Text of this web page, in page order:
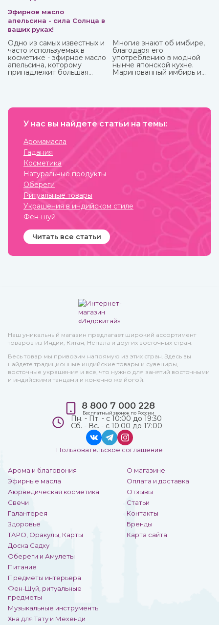
и оказывать благотворное влияние на организм.
Эфирное масло
апельсина - сила Солнца в
ваших руках!
Одно из самых известных и
часто используемых в
косметике - эфирное масло
апельсина, которому
принадлежит большая
получения. Это яркий,
который подарит вам
Многие знают об имбире,
благодаря его
употреблению в модной
нынче японской кухне.
Маринованный имбирь и
больше всего полезных
больше пользы.
У нас вы найдете статьи на темы:
Аромамасла
Гадания
Косметика
Натуральные продукты
Обереги
Ритуальные товары
Украшения в индийском стиле
Фен-шуй
Читать все статьи
Наш уникальный магазин предлагает широкий ассортимент
товаров из Индии, Китая, Непала и других восточных стран.
Весь товар мы привозим напрямую из этих стран. Здесь вы
найдете традиционные индийские товары и сувениры,
восточные украшения и все, что нужно для занятий восточными
и индийскими танцами и конечно же йогой.
Арома и благовония
Эфирные масла
Аюрведическая косметика
Свечи
Галантерея
Здоровье
ТАРО, Оракулы, Карты
Доска Садху
Обереги и Амулеты
Питание
Предметы интерьера
Фен-Шуй, ритуальные
предметы
Музыкальные инструменты
Хна для Тату и Мехенди
О магазине
Оплата и доставка
Отзывы
Статьи
Контакты
Бренды
Карта сайта
8 800 7 000 228
Бесплатный звонок по России
Пн. - Пт. - с 10:00 до 19:30
Сб. - Вс. - с 10:00 до 17:00
Пользовательское соглашение